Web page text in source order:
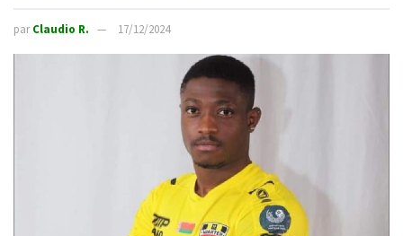
par Claudio R. 17/12/2024